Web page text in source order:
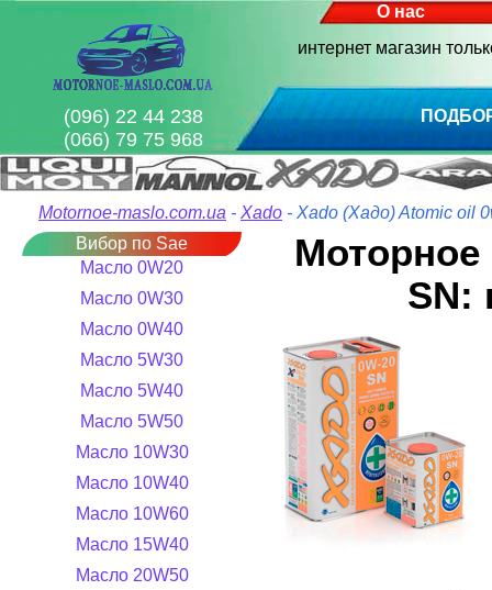
О нас
интернет магазин
(096) 22 44 238
(066) 79 75 968
Motornoe-maslo.com.ua - Xado - Xado (Хадо) Atomic oil
Вибор по Sae
Масло 0W20
Масло 0W30
Масло 0W40
Масло 5W30
Масло 5W40
Масло 5W50
Масло 10W30
Масло 10W40
Масло 10W60
Масло 15W40
Масло 20W50
Моторное
SN: